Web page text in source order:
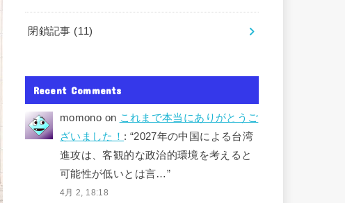
閉鎖記事 (11)
Recent Comments
momono on これまで本当にありがとうご
ざいました！ : “2027年の中国による台湾
進攻は、客観的な政治的環境を考えると
可能性が低いとは言…”
4月 2, 18:18